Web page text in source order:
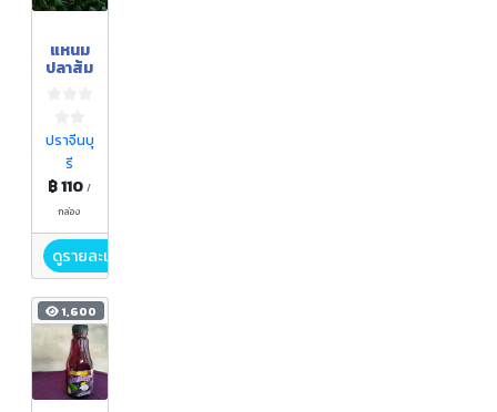
แหนม
ปลาส้ม
ปราจีนบุ
รี
฿ 110/
กล่อง
ดูรายละเอียด
1,600